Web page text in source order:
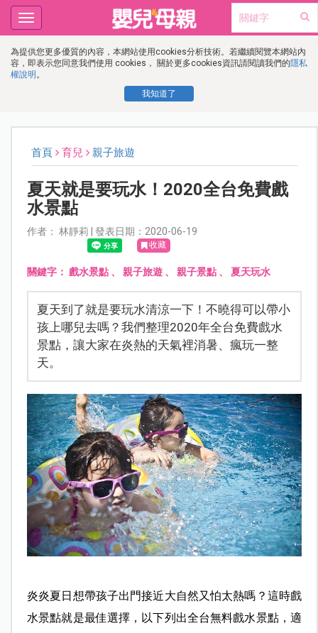
為提供您更多優質的內容，本網站使用cookies分析技術。若繼續閱覽本網站內
容，即表示您同意我們使用 cookies， 關於更多cookies資訊請閱讀我們的隱私
權說明 。
我知道了
Toggle
navigation
首頁 育兒 親子旅遊
夏天就是要玩水！2020全台免費戲
水景點
作者： 林靜莉 | 發表日期：2020-06-19
收藏
關鍵字： 戲水景點、 親子旅遊、 親子景點、 夏天玩水
夏天到了就是要玩水清涼一下！不曉得可以帶小
孩上哪兒去嗎？我們整理2020年全台免費戲水
景點，讓大家在炎熱的天氣裡消暑、瘋玩一整
天。
炎炎夏日想帶孩子出門接近大自然又怕太熱嗎？這時戲
水景點就是最佳選擇，以下列出全台無料戲水景點，適